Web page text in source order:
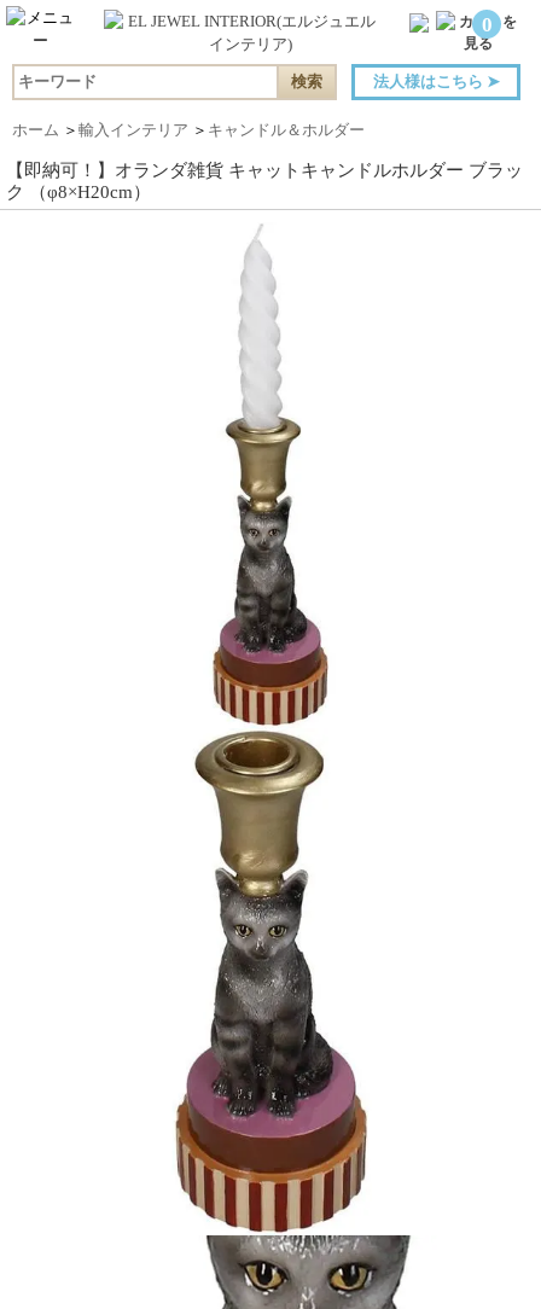
0
法人様はこちら ➤
ホーム ＞ 輸入インテリア ＞ キャンドル＆ホルダー
【即納可！】オランダ雑貨 キャットキャンドルホルダー ブラッ
ク （φ8×H20cm）